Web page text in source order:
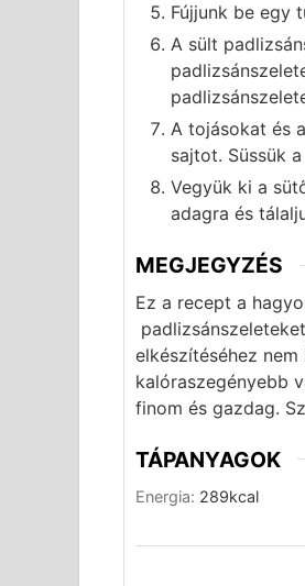
Fújjunk be egy
A sült
A tojásokat és
sajtot. Süssük
Vegyük ki a
adagra és
MEGJEGYZÉS
Ez a recept a
elkészítéséhez
kalóraszegényebb
finom és gazdag.
TÁPANYAGOK
Energia: 289kcal